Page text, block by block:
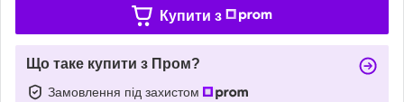
Купити з
Що таке купити з Пром?
Замовлення під захистом